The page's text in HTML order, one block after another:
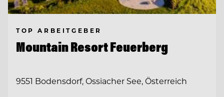
TOP ARBEITGEBER
Mountain Resort Feuerberg
9551 Bodensdorf, Ossiacher See, Österreich